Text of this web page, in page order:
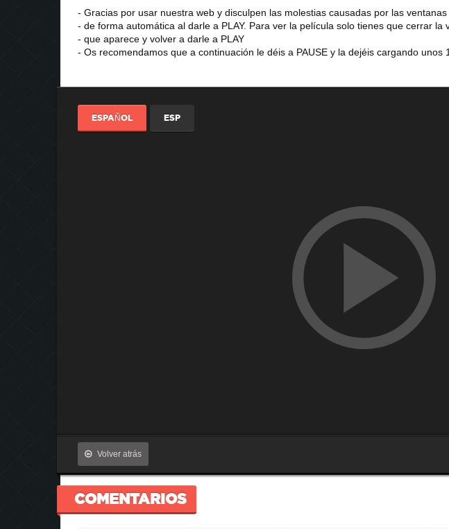
- Gracias por usar nuestra web y disculpen las molestias causadas por las
- de forma automática al darle a PLAY. Para ver la película solo tienes que cerrar la
- que aparece y volver a darle a PLAY
- Os recomendamos que a continuación le déis a PAUSE y la dejéis cargando
ESPAÑOL ESP
Volver atrás
COMENTARIOS